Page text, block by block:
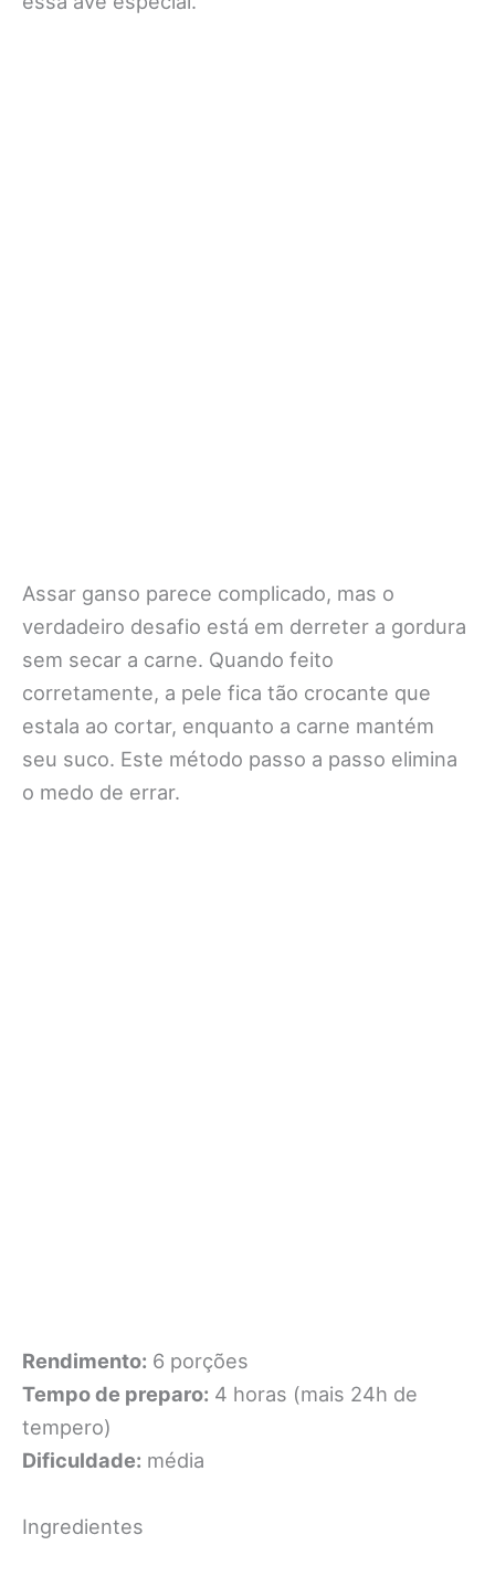
Assar ganso parece complicado, mas o
verdadeiro desafio está em derreter a gordura
sem secar a carne. Quando feito
corretamente, a pele fica tão crocante que
estala ao cortar, enquanto a carne mantém
seu suco. Este método passo a passo elimina
o medo de errar.
Rendimento: 6 porções
Tempo de preparo: 4 horas (mais 24h de
tempero)
Dificuldade: média
Ingredientes